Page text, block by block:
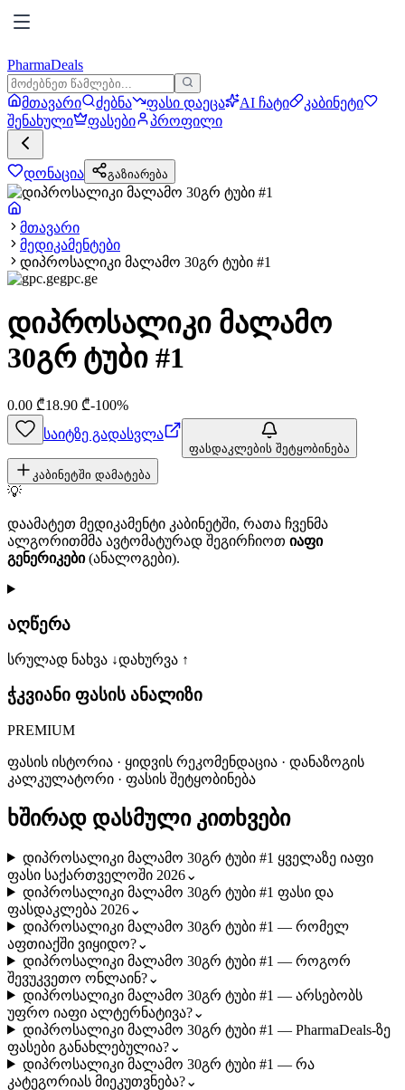
PharmaDeals
მთავარი ძებნა ფასი დაეცა AI ჩატი
კაბინეტი
შენახული
ფასები პროფილი
დონაცია გაზიარება
მთავარი
მედიკამენტები
დიპროსალიკი მალამო 30გრ ტუბი #1
gpc.ge
დიპროსალიკი მალამო
30გრ ტუბი #1
0.00 ₾18.90 ₾-100%
საიტზე გადასვლა
ფასდაკლების შეტყობინება
კაბინეტში დამატება
💡
დაამატეთ მედიკამენტი კაბინეტში, რათა ჩვენმა
ალგორითმმა ავტომატურად შეგირჩიოთ იაფი
გენერიკები(ანალოგები).
აღწერა
სრულად ნახვა ↓დახურვა ↑
ჭკვიანი ფასის ანალიზი
PREMIUM
ფასის ისტორია · ყიდვის რეკომენდაცია · დანაზოგის
კალკულატორი · ფასის შეტყობინება
ხშირად დასმული კითხვები
დიპროსალიკი მალამო 30გრ ტუბი #1 ყველაზე იაფი
ფასი საქართველოში 2026⌄
დიპროსალიკი მალამო 30გრ ტუბი #1 ფასი და
ფასდაკლება 2026⌄
დიპროსალიკი მალამო 30გრ ტუბი #1 — რომელ
აფთიაქში ვიყიდო?⌄
დიპროსალიკი მალამო 30გრ ტუბი #1 — როგორ
შევუკვეთო ონლაინ?⌄
დიპროსალიკი მალამო 30გრ ტუბი #1 — არსებობს
უფრო იაფი ალტერნატივა?⌄
დიპროსალიკი მალამო 30გრ ტუბი #1 — PharmaDeals-ზე
ფასები განახლებულია?⌄
დიპროსალიკი მალამო 30გრ ტუბი #1 — რა
კატეგორიას მიეკუთვნება?⌄